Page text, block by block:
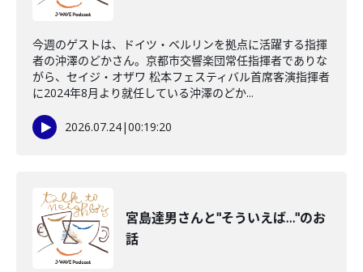
今週のゲストは、ドイツ・ベルリンを拠点に活躍する指揮
者の沖澤のどかさん。京都市交響楽団常任指揮者でありな
がら、セイジ・オザワ 松本フェスティバル首席客演指揮者
に2024年8月より就任している沖澤のどか...
2026.07.24|00:19:20
宮島達男さんと"そういえば…"のお
話